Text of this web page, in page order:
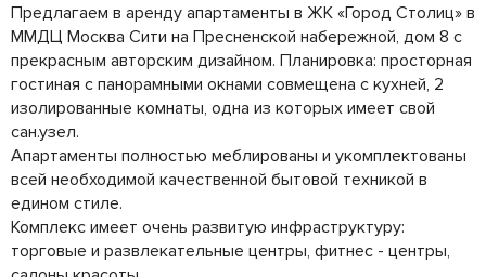
Предлагаем в аренду апартаменты в ЖК «Город Столиц» в
ММДЦ Москва Сити на Пресненской набережной, дом 8 с
прекрасным авторским дизайном. Планировка: просторная
гостиная с панорамными окнами совмещена с кухней, 2
изолированные комнаты, одна из которых имеет свой
сан.узел.
Апартаменты полностью меблированы и укомплектованы
всей необходимой качественной бытовой техникой в
едином стиле.
Комплекс имеет очень развитую инфраструктуру:
торговые и развлекательные центры, фитнес - центры,